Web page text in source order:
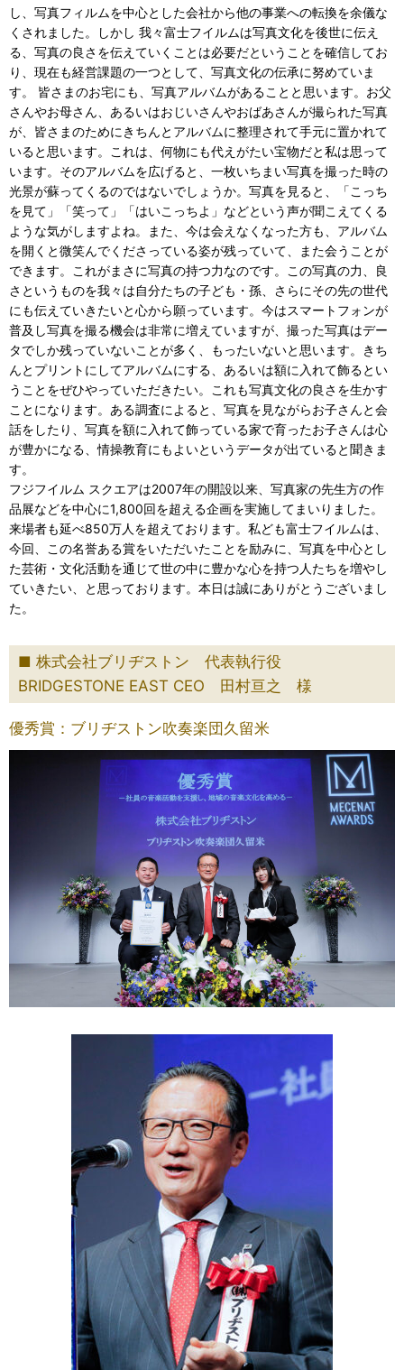
し、写真フィルムを中心とした会社から他の事業への転換を余儀な
くされました。しかし 我々富士フイルムは写真文化を後世に伝え
る、写真の良さを伝えていくことは必要だということを確信してお
り、現在も経営課題の一つとして、写真文化の伝承に努めていま
す。 皆さまのお宅にも、写真アルバムがあることと思います。お父
さんやお母さん、あるいはおじいさんやおばあさんが撮られた写真
が、皆さまのためにきちんとアルバムに整理されて手元に置かれて
いると思います。これは、何物にも代えがたい宝物だと私は思って
います。そのアルバムを広げると、一枚いちまい写真を撮った時の
光景が蘇ってくるのではないでしょうか。写真を見ると、「こっち
を見て」「笑って」「はいこっちよ」などという声が聞こえてくる
ような気がしますよね。また、今は会えなくなった方も、アルバム
を開くと微笑んでくださっている姿が残っていて、また会うことが
できます。これがまさに写真の持つ力なのです。この写真の力、良
さというものを我々は自分たちの子ども・孫、さらにその先の世代
にも伝えていきたいと心から願っています。今はスマートフォンが
普及し写真を撮る機会は非常に増えていますが、撮った写真はデー
タでしか残っていないことが多く、もったいないと思います。きち
んとプリントにしてアルバムにする、あるいは額に入れて飾るとい
うことをぜひやっていただきたい。これも写真文化の良さを生かす
ことになります。ある調査によると、写真を見ながらお子さんと会
話をしたり、写真を額に入れて飾っている家で育ったお子さんは心
が豊かになる、情操教育にもよいというデータが出ていると聞きま
す。
フジフイルム スクエアは2007年の開設以来、写真家の先生方の作
品展などを中心に1,800回を超える企画を実施してまいりました。
来場者も延べ850万人を超えております。私ども富士フイルムは、
今回、この名誉ある賞をいただいたことを励みに、写真を中心とし
た芸術・文化活動を通じて世の中に豊かな心を持つ人たちを増やし
ていきたい、と思っております。本日は誠にありがとうございまし
た。
株式会社ブリヂストン 代表執行役
BRIDGESTONE EAST CEO 田村亘之 様
優秀賞：ブリヂストン吹奏楽団久留米